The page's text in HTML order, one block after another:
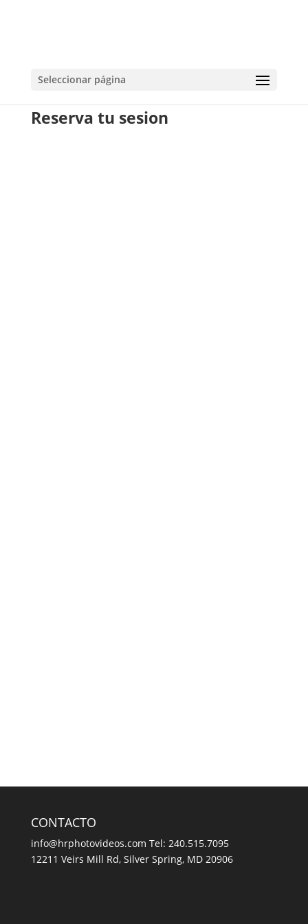
Seleccionar página
Reserva tu sesion
CONTACTO
info@hrphotovideos.com Tel: 240.515.7095
12211 Veirs Mill Rd, Silver Spring, MD 20906